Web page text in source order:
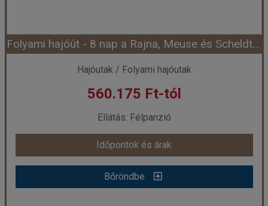
Időpont: 2026-08-11 | 4 éj
már 230.615 Ft-tól
Időpontok és árak
Bőröndbe
Folyami hajóút - 8 nap a Rajna, Meuse és Scheldt mentén - nickoSPIRIT (Hajó)
Hajóutak / Folyami hajóutak
560.175 Ft-tól
Ellátás: Félpanzió
Időpontok és árak
Bőröndbe